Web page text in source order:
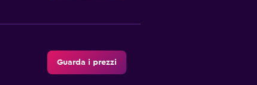
Guarda i prezzi